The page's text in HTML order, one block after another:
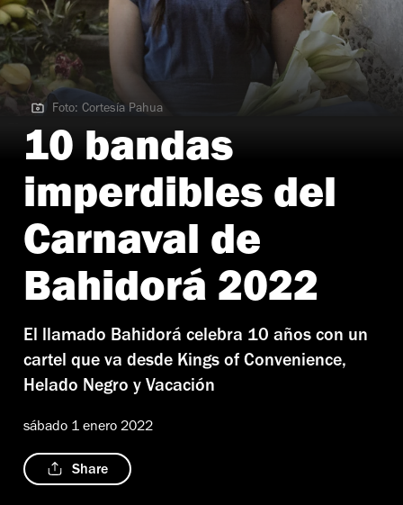
Foto: Cortesía Pahua
Foto: Cortesía Pahua
10 bandas
imperdibles del
Carnaval de
Bahidorá 2022
El llamado Bahidorá celebra 10 años con un
cartel que va desde Kings of Convenience,
Helado Negro y Vacación
sábado 1 enero 2022
Share